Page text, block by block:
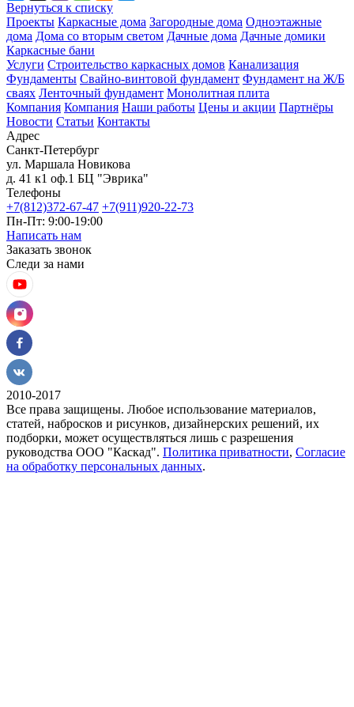
Вернуться к списку
Проекты Каркасные дома Загородные дома Одноэтажные
дома Дома со вторым светом Дачные дома Дачные домики
Каркасные бани
Услуги Строительство каркасных домов Канализация
Фундаменты Свайно-винтовой фундамент Фундамент на Ж/Б
сваях Ленточный фундамент Монолитная плита
Компания Компания Наши работы Цены и акции Партнёры
Новости Статьи Контакты
Адрес
Санкт-Петербург
ул. Маршала Новикова
д. 41 к1 оф.1 БЦ "Эврика"
Телефоны
+7(812)372-67-47 +7(911)920-22-73
Пн-Пт: 9:00-19:00
Написать нам
Заказать звонок
Следи за нами
2010-2017
Все права защищены. Любое использование материалов,
статей, набросков и рисунков, дизайнерских решений, их
подборки, может осуществляться лишь с разрешения
руководства ООО "Каскад". Политика приватности, Согласие
на обработку персональных данных.